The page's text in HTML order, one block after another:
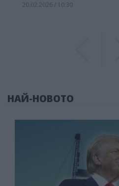
20.02.2026 / 10:30
НАЙ-НОВОТО